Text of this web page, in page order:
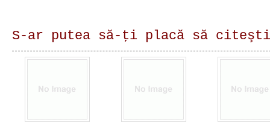
S-ar putea să-ţi placă să